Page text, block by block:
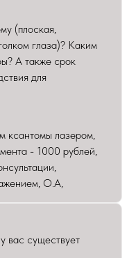
(плоская,
глаза)? Каким
А также срок
для
лазером,
- 1000 рублей,
О.А,
вас существует